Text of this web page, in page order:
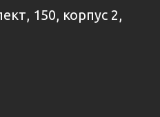
150, корпус 2,